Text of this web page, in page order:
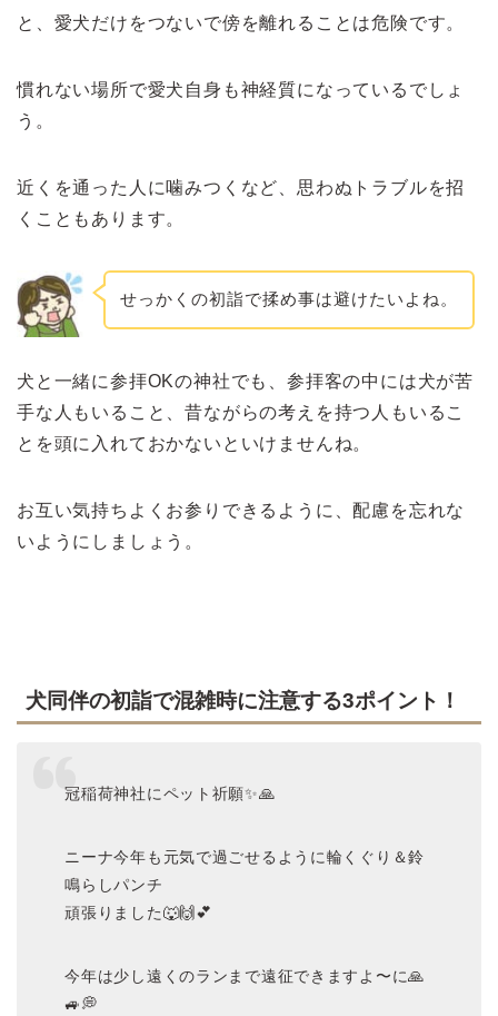
と、愛犬だけをつないで傍を離れることは危険です。
慣れない場所で愛犬自身も神経質になっているでしょ
う。
近くを通った人に噛みつくなど、思わぬトラブルを招
くこともあります。
せっかくの初詣で揉め事は避けたいよね。
犬と一緒に参拝OKの神社でも、参拝客の中には犬が苦
手な人もいること、昔ながらの考えを持つ人もいるこ
とを頭に入れておかないといけませんね。
お互い気持ちよくお参りできるように、配慮を忘れな
いようにしましょう。
犬同伴の初詣で混雑時に注意する3ポイント！
冠稲荷神社にペット祈願✨🙏
ニーナ今年も元気で過ごせるように輪くぐり＆鈴
鳴らしパンチ
頑張りました🐺🙌💕
今年は少し遠くのランまで遠征できますよ〜に🙏
🚙💭